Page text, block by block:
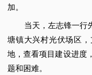
加。
当天，左志锋一行
塘镇大兴村光伏场区
地，查看项目建设进度
题和困难。